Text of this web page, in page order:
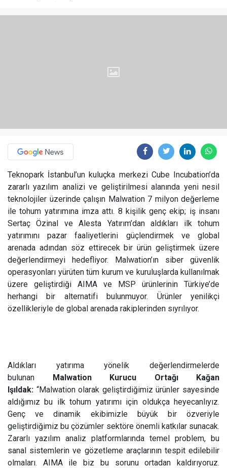
Teknopark İstanbul’un kuluçka merkezi Cube Incubation’da
zararlı yazılım analizi ve geliştirilmesi alanında yeni nesil
teknolojiler üzerinde çalışın Malwation 7 milyon değerleme
ile tohum yatırımına imza attı. 8 kişilik genç ekip; iş insanı
Sertaç Özinal ve Alesta Yatırım’dan aldıkları ilk tohum
yatırımını pazar faaliyetlerini güçlendirmek ve global
arenada adından söz ettirecek bir ürün geliştirmek üzere
değerlendirmeyi hedefliyor. Malwation’ın siber güvenlik
operasyonları yürüten tüm kurum ve kuruluşlarda kullanılmak
üzere geliştirdiği AIMA ve MSP ürünlerinin Türkiye’de
herhangi bir alternatifi bulunmuyor. Ürünler yenilikçi
özellikleriyle de global arenada rakiplerinden sıyrılıyor.
Aldıkları yatırıma yönelik değerlendirmelerde
bulunan Malwation Kurucu Ortağı Kağan
Işıldak: “Malwation olarak geliştirdiğimiz ürünler sayesinde
aldığımız bu ilk tohum yatırımı için oldukça heyecanlıyız.
Genç ve dinamik ekibimizle büyük bir özveriyle
geliştirdiğimiz bu çözümler sektöre önemli katkılar sunacak.
Zararlı yazılım analiz platformlarında temel problem, bu
sanal sistemlerin ve gözetleme araçlarının tespit edilebilir
olmaları. AIMA ile biz bu sorunu ortadan kaldırıyoruz.